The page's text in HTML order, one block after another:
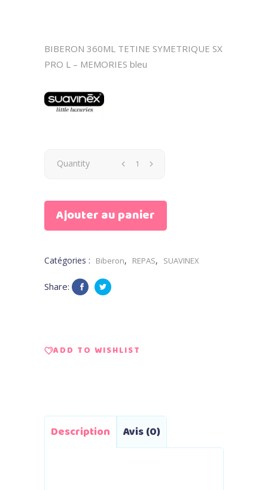
BIBERON 360ML TETINE SYMETRIQUE SX
PRO L – MEMORIES bleu
Suavinex
tétine
SX
PRO
Bleu
quantity
Quantity
Ajouter au panier
Catégories : Biberon, REPAS, SUAVINEX
Share:
ADD TO WISHLIST
Description Avis (0)